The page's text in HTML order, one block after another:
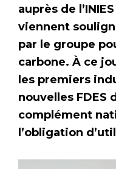
auprès de
viennent
par le groupe
carbone. À ce
les premiers
nouvelles FDES
complément
l’obligation